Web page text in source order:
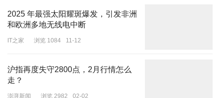
2025 年最强太阳耀斑爆发，引发非洲
和欧洲多地无线电中断
IT之家 浏览 1084 11-12
沪指再度失守2800点，2月行情怎么
走？
澎湃新闻 浏览 2982 02-02